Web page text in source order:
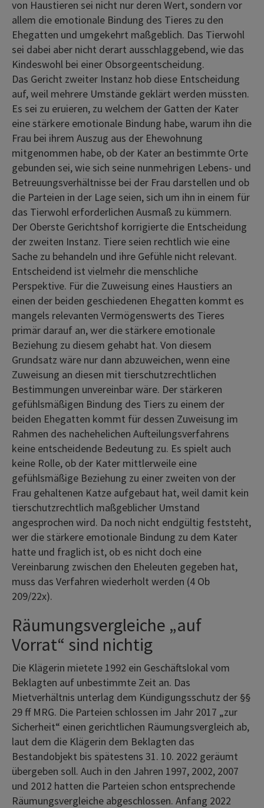
von Haustieren sei nicht nur deren Wert, sondern vor
allem die emotionale Bindung des Tieres zu den
Ehegatten und umgekehrt maßgeblich. Das Tierwohl
sei dabei aber nicht derart ausschlaggebend, wie das
Kindeswohl bei einer Obsorgeentscheidung.
Das Gericht zweiter Instanz hob diese Entscheidung
auf, weil mehrere Umstände geklärt werden müssten.
Es sei zu eruieren, zu welchem der Gatten der Kater
eine stärkere emotionale Bindung habe, warum ihn die
Frau bei ihrem Auszug aus der Ehewohnung
mitgenommen habe, ob der Kater an bestimmte Orte
gebunden sei, wie sich seine nunmehrigen Lebens- und
Betreuungsverhältnisse bei der Frau darstellen und ob
die Parteien in der Lage seien, sich um ihn in einem für
das Tierwohl erforderlichen Ausmaß zu kümmern.
Der Oberste Gerichtshof korrigierte die Entscheidung
der zweiten Instanz. Tiere seien rechtlich wie eine
Sache zu behandeln und ihre Gefühle nicht relevant.
Entscheidend ist vielmehr die menschliche
Perspektive. Für die Zuweisung eines Haustiers an
einen der beiden geschiedenen Ehegatten kommt es
mangels relevanten Vermögenswerts des Tieres
primär darauf an, wer die stärkere emotionale
Beziehung zu diesem gehabt hat. Von diesem
Grundsatz wäre nur dann abzuweichen, wenn eine
Zuweisung an diesen mit tierschutzrechtlichen
Bestimmungen unvereinbar wäre. Der stärkeren
gefühlsmäßigen Bindung des Tiers zu einem der
beiden Ehegatten kommt für dessen Zuweisung im
Rahmen des nachehelichen Aufteilungsverfahrens
keine entscheidende Bedeutung zu. Es spielt auch
keine Rolle, ob der Kater mittlerweile eine
gefühlsmäßige Beziehung zu einer zweiten von der
Frau gehaltenen Katze aufgebaut hat, weil damit kein
tierschutzrechtlich maßgeblicher Umstand
angesprochen wird. Da noch nicht endgültig feststeht,
wer die stärkere emotionale Bindung zu dem Kater
hatte und fraglich ist, ob es nicht doch eine
Vereinbarung zwischen den Eheleuten gegeben hat,
muss das Verfahren wiederholt werden (4 Ob
209/22x).
Räumungsvergleiche „auf
Vorrat“ sind nichtig
Die Klägerin mietete 1992 ein Geschäftslokal vom
Beklagten auf unbestimmte Zeit an. Das
Mietverhältnis unterlag dem Kündigungsschutz der §§
29 ff MRG. Die Parteien schlossen im Jahr 2017 „zur
Sicherheit“ einen gerichtlichen Räumungsvergleich ab,
laut dem die Klägerin dem Beklagten das
Bestandobjekt bis spätestens 31. 10. 2022 geräumt
übergeben soll. Auch in den Jahren 1997, 2002, 2007
und 2012 hatten die Parteien schon entsprechende
Räumungsvergleiche abgeschlossen. Anfang 2022